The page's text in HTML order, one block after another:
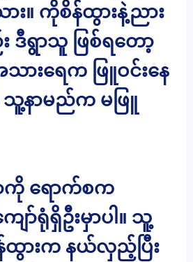
း။ ကိုစိန်ထွားနဲ့ညား
ရွာသူ ဖြစ်ရတော့
ားရေက ဖြူဝင်းနေ
ာမည်က မဖြူ
ာကို ရောက်စက
ာ်ရုံရှိဦးမှာပါ။ သူ့
ထွားက နယ်လှည့်ပြီး